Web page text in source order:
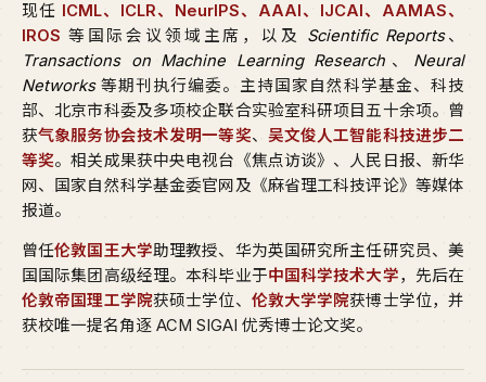
现任 ICML、ICLR、NeurIPS、AAAI、IJCAI、AAMAS、
IROS 等国际会议领域主席，以及 Scientific Reports、
Transactions on Machine Learning Research 、 Neural
Networks等期刊执行编委。主持国家自然科学基金、科技
部、北京市科委及多项校企联合实验室科研项目五十余项。曾
获气象服务协会技术发明一等奖、 吴文俊人工智能科技进步二
等奖。相关成果获中央电视台《焦点访谈》、人民日报、新华
网、国家自然科学基金委官网及《麻省理工科技评论》等媒体
报道。
曾任伦敦国王大学助理教授、华为英国研究所主任研究员、美
国国际集团高级经理。本科毕业于中国科学技术大学，先后在
伦敦帝国理工学院获硕士学位、 伦敦大学学院获博士学位，并
获校唯一提名角逐 ACM SIGAI 优秀博士论文奖。